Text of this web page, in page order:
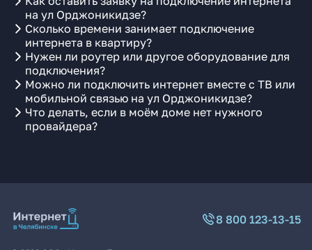
на ул Орджоникидзе?
Сколько времени занимает подключение
интернета в квартиру?
Нужен ли роутер или другое оборудование для
подключения?
Можно ли подключить интернет вместе с ТВ или
мобильной связью на ул Орджоникидзе?
Что делать, если в моём доме нет нужного
провайдера?
8 800 123-13-15